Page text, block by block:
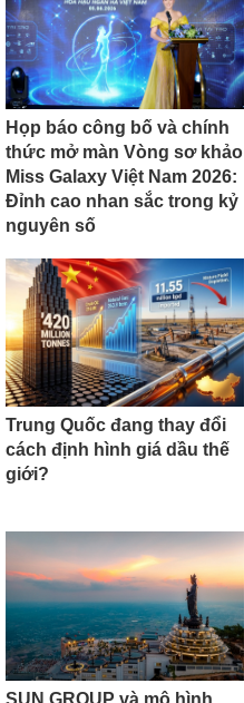
Họp báo công bố và chính
thức mở màn Vòng sơ khảo
Miss Galaxy Việt Nam 2026:
Đỉnh cao nhan sắc trong kỷ
nguyên số
Trung Quốc đang thay đổi
cách định hình giá dầu thế
giới?
SUN GROUP và mô hình